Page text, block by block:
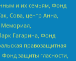
и их семьям, Фонд
Сова, центр Анна,
Мемориал,
Гагарина, Фонд
правозащитная
защиты гласности,